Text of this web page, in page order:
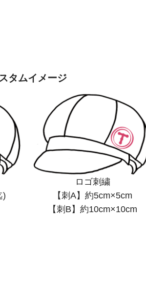
タムイメージ
)
ロゴ刺繍
【刺A】約5cm×5cm
【刺B】約10cm×10cm